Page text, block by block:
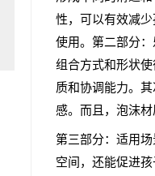
性，可以有效减
使用。第二部分
组合方式和形状
质和协调能力。
感。而且，泡沫
第三部分：适用
空间，还能促进